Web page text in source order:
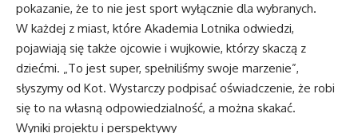
pokazanie, że to nie jest sport wyłącznie dla wybranych.
W każdej z miast, które Akademia Lotnika odwiedzi,
pojawiają się także ojcowie i wujkowie, którzy skaczą z
dziećmi. „To jest super, spełniliśmy swoje marzenie”,
słyszymy od Kot. Wystarczy podpisać oświadczenie, że robi
się to na własną odpowiedzialność, a można skakać.
Wyniki projektu i perspektywy